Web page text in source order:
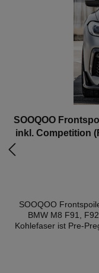
SOOQOO
inkl. Competition
SOOQOO
BMW M8 F91, F92 und F93. Im
Kohlefaser ist Pre-